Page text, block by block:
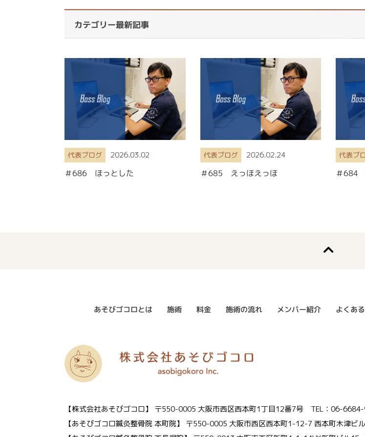
カテゴリー最新記事
代表ブログ 2026.03.02
＃686 ほっとした
代表ブログ 2026.02.24
＃685 えっほえっほ
代表ブ
＃684
あそびゴコロとは 施術 料金 施術の流れ メンバー紹介 よくあ
【株式会社あそびゴコロ】 〒550-0005 大阪市西区西本町1丁目12番7号 TEL：06-
【あそびゴコロ鍼灸整骨院 本町院】
〒550-0005 大阪市西区西本町1-12-7 西本町木津ビ